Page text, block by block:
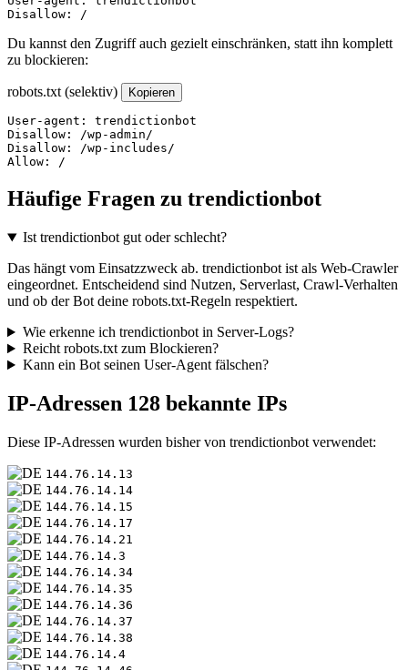
Disallow: /
Du kannst den Zugriff auch gezielt einschränken, statt ihn komplett
zu blockieren:
robots.txt (selektiv) Kopieren
User-agent: trendictionbot
Disallow: /wp-admin/
Disallow: /wp-includes/
Allow: /
Häufige Fragen zu trendictionbot
Ist trendictionbot gut oder schlecht?
Das hängt vom Einsatzzweck ab. trendictionbot ist als Web-Crawler
eingeordnet. Entscheidend sind Nutzen, Serverlast, Crawl-Verhalten
und ob der Bot deine robots.txt-Regeln respektiert.
Wie erkenne ich trendictionbot in Server-Logs?
Reicht robots.txt zum Blockieren?
Kann ein Bot seinen User-Agent fälschen?
IP-Adressen 128 bekannte IPs
Diese IP-Adressen wurden bisher von trendictionbot verwendet:
144.76.14.13
144.76.14.14
144.76.14.15
144.76.14.17
144.76.14.21
144.76.14.3
144.76.14.34
144.76.14.35
144.76.14.36
144.76.14.37
144.76.14.38
144.76.14.4